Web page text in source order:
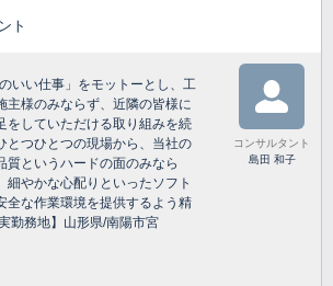
ト
いい仕事」をモットーとし、工
主様のみならず、近隣の皆様に
をしていただける取り組みを続
とつひとつの現場から、当社の
質というハードの面のみなら
細やかな心配りといったソフト
全な作業環境を提供するよう精
勤務地】山形県/南陽市宮
コンサルタント
島田 和子